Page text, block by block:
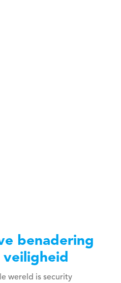
benadering
wereld is security